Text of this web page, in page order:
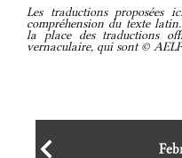
Les traductions
compréhension du texte
la place des traductions
vernaculaire, qui sont ©